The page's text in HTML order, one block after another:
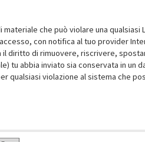
che può violare una
con notifica al tuo provider
diritto di rimuovere, riscrivere,
tu abbia inviato sia conservata in un
qualsiasi violazione al sistema che